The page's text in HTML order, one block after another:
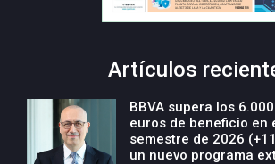
Artículos
BBVA supera los
euros de beneficio en
semestre de 2026
un nuevo programa